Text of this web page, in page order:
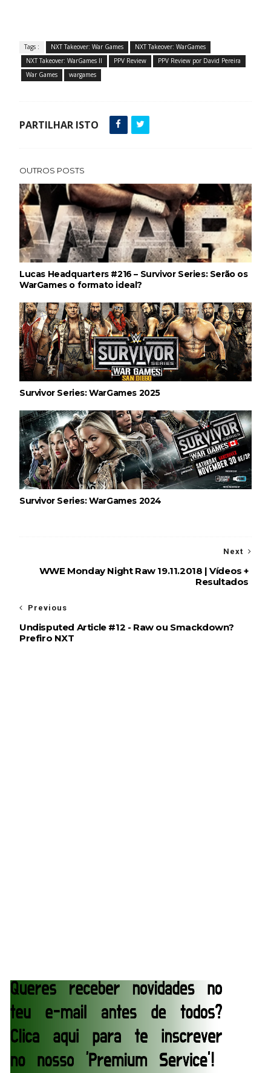
Tags : NXT Takeover: War Games
NXT Takeover: WarGames
NXT Takeover: WarGames II
PPV Review
PPV Review por David Pereira
War Games
wargames
PARTILHAR ISTO
OUTROS POSTS
Lucas Headquarters #216 – Survivor Series: Serão os
WarGames o formato ideal?
Survivor Series: WarGames 2025
Survivor Series: WarGames 2024
Next
WWE Monday Night Raw 19.11.2018 | Vídeos +
Resultados
Previous
Undisputed Article #12 - Raw ou Smackdown?
Prefiro NXT